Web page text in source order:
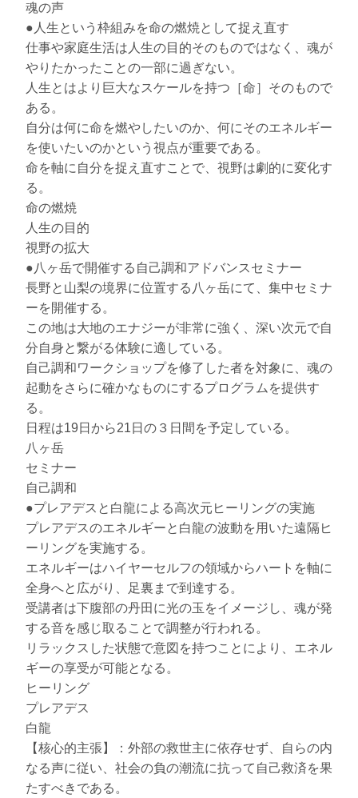
魂の声
●人生という枠組みを命の燃焼として捉え直す
仕事や家庭生活は人生の目的そのものではなく、魂が
やりたかったことの一部に過ぎない。
人生とはより巨大なスケールを持つ［命］そのもので
ある。
自分は何に命を燃やしたいのか、何にそのエネルギー
を使いたいのかという視点が重要である。
命を軸に自分を捉え直すことで、視野は劇的に変化す
る。
命の燃焼
人生の目的
視野の拡大
●八ヶ岳で開催する自己調和アドバンスセミナー
長野と山梨の境界に位置する八ヶ岳にて、集中セミナ
ーを開催する。
この地は大地のエナジーが非常に強く、深い次元で自
分自身と繋がる体験に適している。
自己調和ワークショップを修了した者を対象に、魂の
起動をさらに確かなものにするプログラムを提供す
る。
日程は19日から21日の３日間を予定している。
八ヶ岳
セミナー
自己調和
●プレアデスと白龍による高次元ヒーリングの実施
プレアデスのエネルギーと白龍の波動を用いた遠隔ヒ
ーリングを実施する。
エネルギーはハイヤーセルフの領域からハートを軸に
全身へと広がり、足裏まで到達する。
受講者は下腹部の丹田に光の玉をイメージし、魂が発
する音を感じ取ることで調整が行われる。
リラックスした状態で意図を持つことにより、エネル
ギーの享受が可能となる。
ヒーリング
プレアデス
白龍
【核心的主張】：外部の救世主に依存せず、自らの内
なる声に従い、社会の負の潮流に抗って自己救済を果
たすべきである。